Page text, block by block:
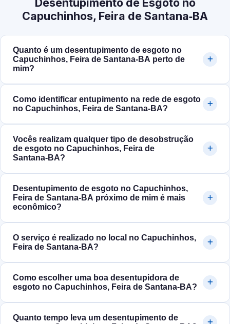
Capuchinhos, Feira de Santana‑BA
Quanto é um desentupimento de esgoto no
Capuchinhos, Feira de Santana‑BA perto de
mim?
Como identificar entupimento na rede de esgoto
no Capuchinhos, Feira de Santana‑BA?
Vocês realizam qualquer tipo de desobstrução
de esgoto no Capuchinhos, Feira de
Santana‑BA?
Desentupimento de esgoto no Capuchinhos,
Feira de Santana‑BA próximo de mim é mais
econômico?
O serviço é realizado no local no Capuchinhos,
Feira de Santana‑BA?
Como escolher uma boa desentupidora de
esgoto no Capuchinhos, Feira de Santana‑BA?
Quanto tempo leva um desentupimento de